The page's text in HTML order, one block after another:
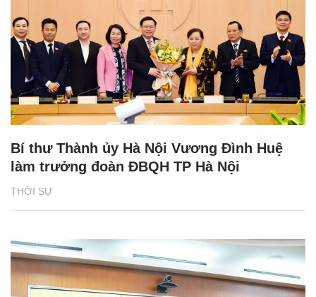
THỜI SỰ
Bí thư Thành ủy Hà Nội Vương Đình Huệ
làm trưởng đoàn ĐBQH TP Hà Nội